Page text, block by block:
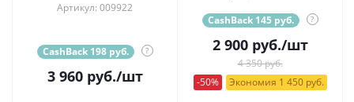
Артикул: 009922
CashBack 198 руб. ?
3 960руб./шт
CashBack 145 руб. ?
2 900руб./шт
4 350 руб.
-50%
Экономия 1 450 руб.